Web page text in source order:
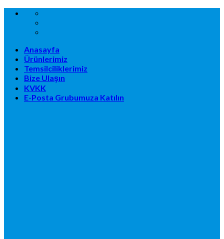
Skip
Anasayfa
Ürünlerimiz
Temsilciliklerimiz
Bize Ulaşın
KVKK
E-Posta Grubumuza Katılın